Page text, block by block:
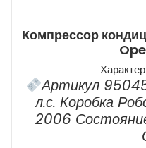
Компрессор
Артикул
л.с. Коробка
2006